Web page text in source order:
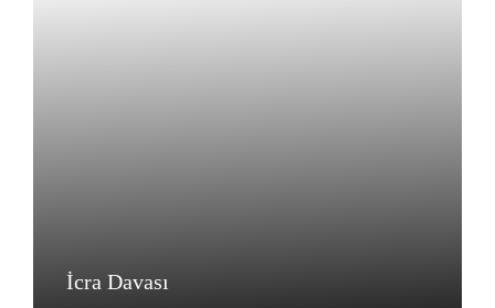
İcra Davası